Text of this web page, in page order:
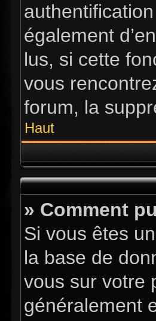
également
lus, si cette
vous
forum, la
Haut
» Comment
Si vous êtes
la base de
vous sur votre
généralement